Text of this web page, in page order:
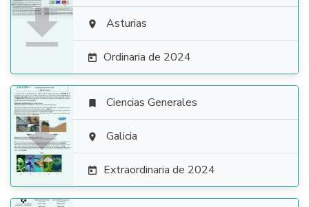
  Asturias
 Ordinaria de 2024

 Ciencias Generales
 Galicia
 Extraordinaria de 2024